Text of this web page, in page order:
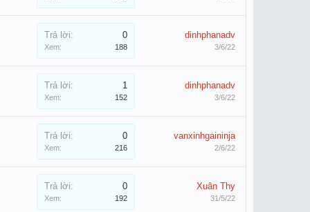
Trả lời: 0
Xem: 188
dinhphanadv
3/6/22
Trả lời: 1
Xem: 152
dinhphanadv
3/6/22
Trả lời: 0
Xem: 216
vanxinhgaininja
2/6/22
Trả lời: 0
Xem: 192
Xuân Thy
31/5/22